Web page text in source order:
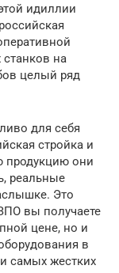
идиллии
на
целый ряд
для себя
стройка и
продукцию они
реальные
Это
вы получаете
цене, но и
в
самых жестких